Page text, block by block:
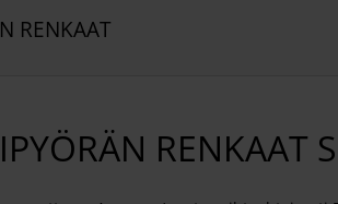
RENKAAT
RENKAAT